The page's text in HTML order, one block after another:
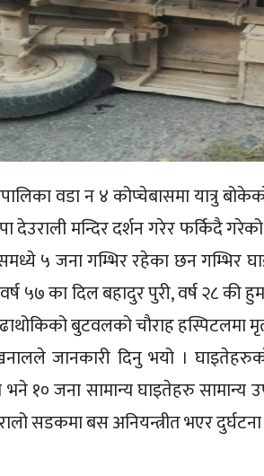
वडा न ४ कोप्चेबासमा यात्रु
देउराली मन्दिर दर्शन गरेर फर्किदै
५ जना गम्भिर रहेका छन गम्भिर
५७ का दिल बहादुर पुरी, वर्ष २८
बुटवलको चौराह हस्पिटलमा
जानकारी दिनु भयो ।
भने १० जना सामान्य घाइतेहरु
सडकमा बस अनियन्त्रीत भएर